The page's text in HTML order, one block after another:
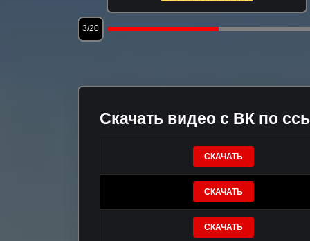
3/20
Скачать видео с ВК по
СКАЧАТЬ
СКАЧАТЬ
СКАЧАТЬ